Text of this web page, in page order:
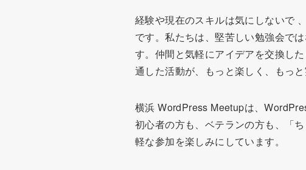
経験や現在のスキルは気にしないで
です。私たちは、堅苦しい勉強会で
す。仲間と気軽にアイデアを交換し
通した活動が、もっと楽しく、もっ
横浜 WordPress Meetupは、
初心者の方も、ベテランの方も、「
軽な参加を楽しみにしています。